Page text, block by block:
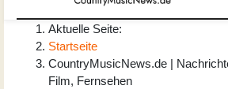
Aktuelle Seite:
Startseite
CountryMusicNews.de |
Film, Fernsehen